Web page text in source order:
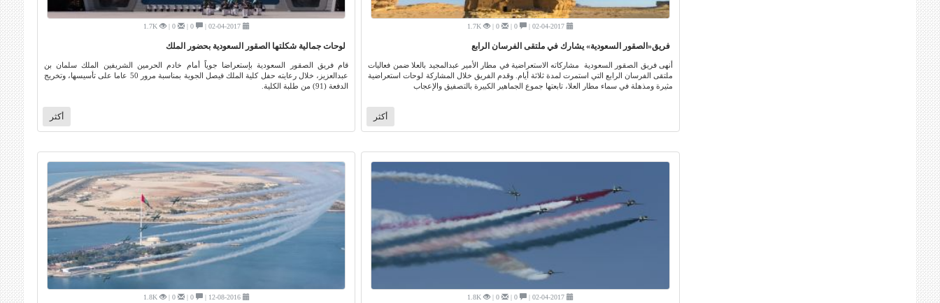
02-04-2017 |
0 |
0 |
1.7K
فريق«الصقور السعودية» يشارك في ملتقى الفرسان الرابع
أنهى فريق الصقور السعودية مشاركاته الاستعراضية في مطار الأمير عبدالمجيد بالعلا ضمن فعاليات
ملتقى الفرسان الرابع التي استمرت لمدة ثلاثة أيام. وقدم الفريق خلال المشاركة لوحات استعراضية
مثيرة ومذهلة في سماء مطار العلا، تابعتها جموع الجماهير الكبيرة بالتصفيق والإعجاب
أكثر
02-04-2017 |
0 |
0 |
1.7K
لوحات جمالية شكلتها الصقور السعودية بحضور الملك
قام فريق الصقور السعودية بإستعراضا جوياً أمام خادم الحرمين الشريفين الملك سلمان بن
عبدالعزيز، خلال رعايته حفل كلية الملك فيصل الجوية بمناسبة مرور 50 عاما على تأسيسها، وتخريج
الدفعة (91) من طلبة الكلية.
أكثر
02-04-2017 |
0 |
0 |
1.8K
12-08-2016 |
0 |
0 |
1.8K